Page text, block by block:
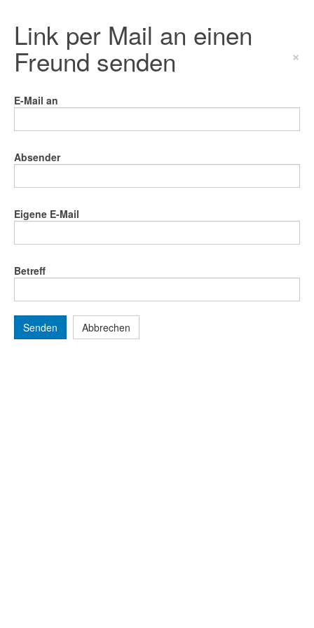
Link per Mail an einen
Freund senden ×
E-Mail an
Absender
Eigene E-Mail
Betreff
Senden Abbrechen